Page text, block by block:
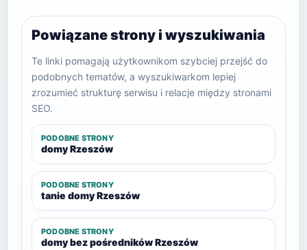
Powiązane strony i wyszukiwania
Te linki pomagają użytkownikom szybciej przejść do
podobnych tematów, a wyszukiwarkom lepiej
zrozumieć strukturę serwisu i relacje między stronami
SEO.
PODOBNE STRONY
domy Rzeszów
PODOBNE STRONY
tanie domy Rzeszów
PODOBNE STRONY
domy bez pośredników Rzeszów